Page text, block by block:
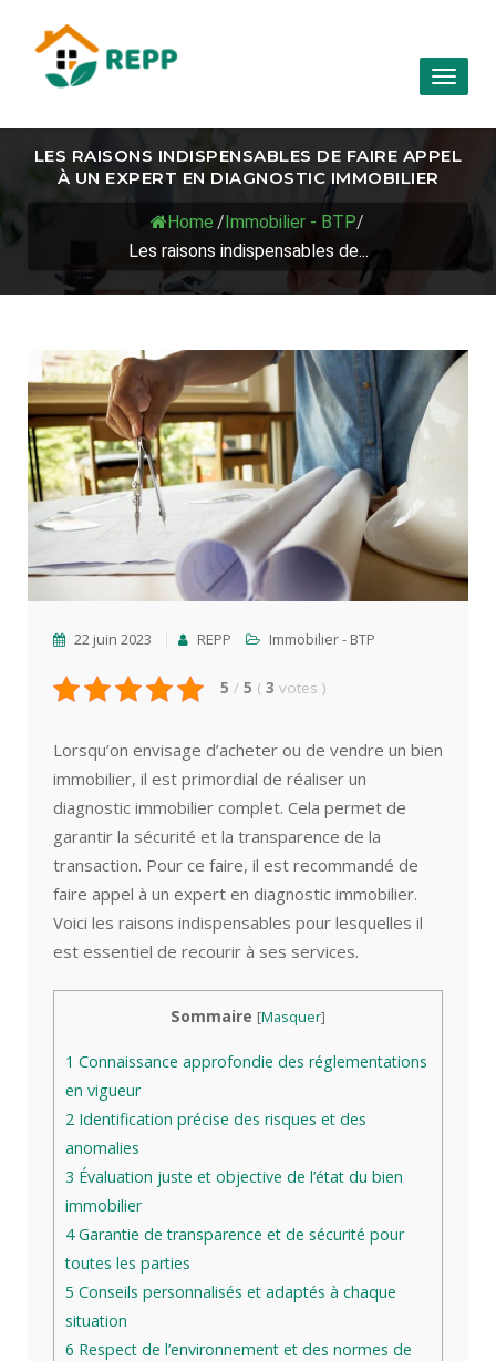
Toggle
LES RAISONS INDISPENSABLES DE FAIRE APPEL
À UN EXPERT EN DIAGNOSTIC IMMOBILIER
Home /Immobilier - BTP/
Les raisons indispensables de...
22 juin 2023 REPP Immobilier - BTP
5 / 5 ( 3 votes)
Lorsqu’on envisage d’acheter ou de vendre un bien
immobilier, il est primordial de réaliser un
diagnostic immobilier complet. Cela permet de
garantir la sécurité et la transparence de la
transaction. Pour ce faire, il est recommandé de
faire appel à un expert en diagnostic immobilier.
Voici les raisons indispensables pour lesquelles il
est essentiel de recourir à ses services.
Sommaire [Masquer]
1 Connaissance approfondie des réglementations
en vigueur
2 Identification précise des risques et des
anomalies
3 Évaluation juste et objective de l’état du bien
immobilier
4Garantie de transparence et de sécurité pour
toutes les parties
5 Conseils personnalisés et adaptés à chaque
situation
6 Respect de l’environnement et des normes de